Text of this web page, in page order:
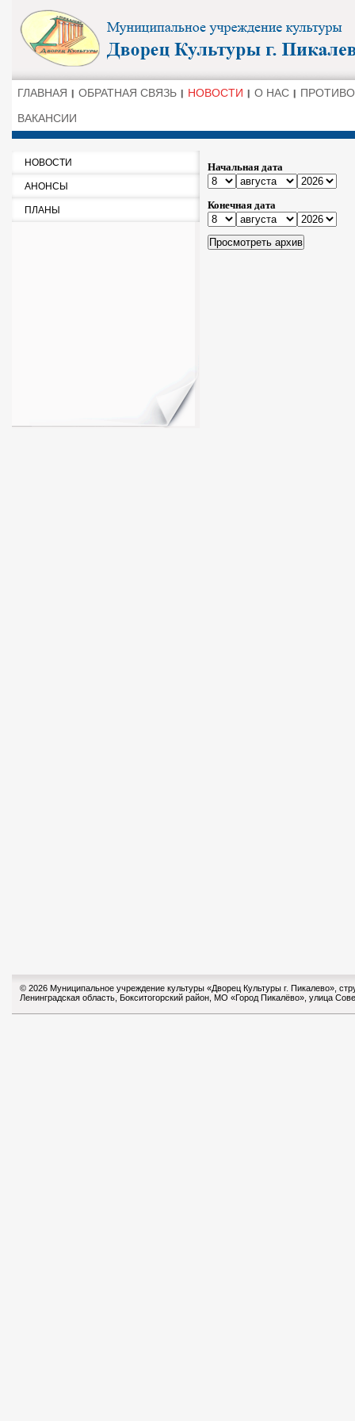
ГЛАВНАЯ ОБРАТНАЯ СВЯЗЬ НОВОСТИ О НАС
ВАКАНСИИ
НОВОСТИ
АНОНСЫ
ПЛАНЫ
Начальная дата
Конечная дата
© 2026 Муниципальное учреждение культуры «Дворец Культуры г. Пикалево»,
Ленинградская область, Бокситогорский район, МО «Город Пикалёво», улица